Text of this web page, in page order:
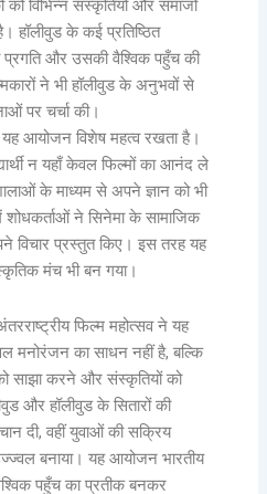
विभिन्न संस्कृतियों और समाजों
हॉलीवुड के कई प्रतिष्ठित
प्रगति और उसकी वैश्विक पहुँच की
ने भी हॉलीवुड के अनुभवों से
पर चर्चा की।
यह आयोजन विशेष महत्व रखता है।
न यहाँ केवल फिल्मों का आनंद ले
के माध्यम से अपने ज्ञान को भी
ने सिनेमा के सामाजिक
विचार प्रस्तुत किए। इस तरह यह
मंच भी बन गया।
फिल्म महोत्सव ने यह
मनोरंजन का साधन नहीं है, बल्कि
साझा करने और संस्कृतियों को
और हॉलीवुड के सितारों की
दी, वहीं युवाओं की सक्रिय
बनाया। यह आयोजन भारतीय
पहुँच का प्रतीक बनकर